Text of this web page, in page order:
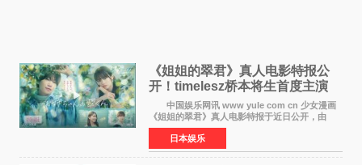
《姐姐的翠君》真人电影特报公
开！timelesz桥本将生首度主演
12月4日上映
中国娱乐网讯 www yule com cn 少女漫画
《姐姐的翠君》真人电影特报于近日公开，由
timelesz成员桥本将生担任主演，这也是他首次
担任电影主演，引发高度关注。 女高中生咲
苗翠（中岛瑠菜
日本娱乐